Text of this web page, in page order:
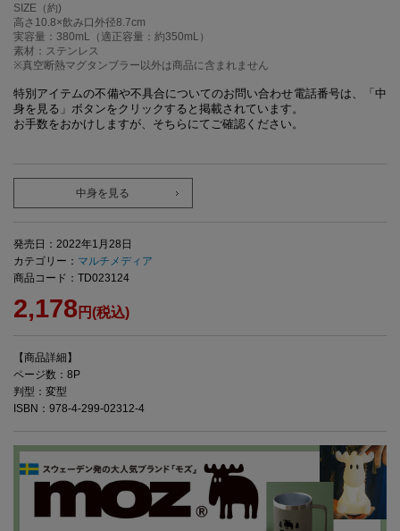
SIZE（約)
高さ10.8×飲み口外径8.7cm
実容量：380mL（適正容量：約350mL）
素材：ステンレス
※真空断熱マグタンブラー以外は商品に含まれません
特別アイテムの不備や不具合についてのお問い合わせ電話番号は、「中
身を見る」ボタンをクリックすると掲載されています。
お手数をおかけしますが、そちらにてご確認ください。
中身を見る
発売日：2022年1月28日
カテゴリー： マルチメディア
商品コード：TD023124
2,178円(税込)
【商品詳細】
ページ数：8P
判型：変型
ISBN：978-4-299-02312-4